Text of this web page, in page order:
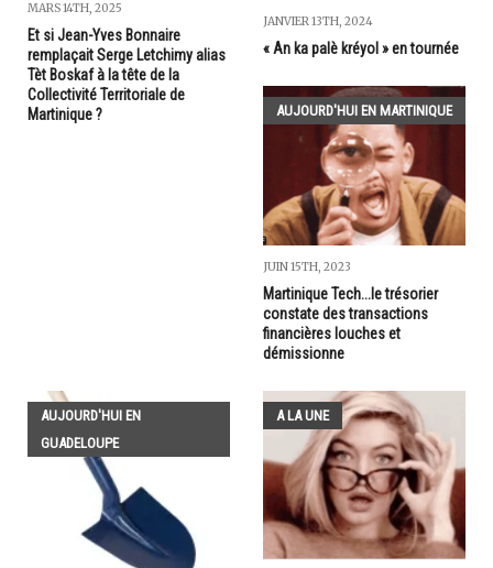
MARS 14TH, 2025
Et si Jean-Yves Bonnaire
remplaçait Serge Letchimy alias
Tèt Boskaf à la tête de la
Collectivité Territoriale de
Martinique ?
JANVIER 13TH, 2024
« An ka palè kréyol » en tournée
AUJOURD'HUI EN MARTINIQUE
JUIN 15TH, 2023
Martinique Tech...le trésorier
constate des transactions
financières louches et
démissionne
AUJOURD'HUI EN
GUADELOUPE
A LA UNE